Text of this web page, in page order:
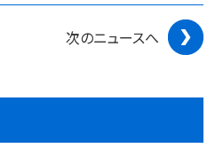
次のニュースへ